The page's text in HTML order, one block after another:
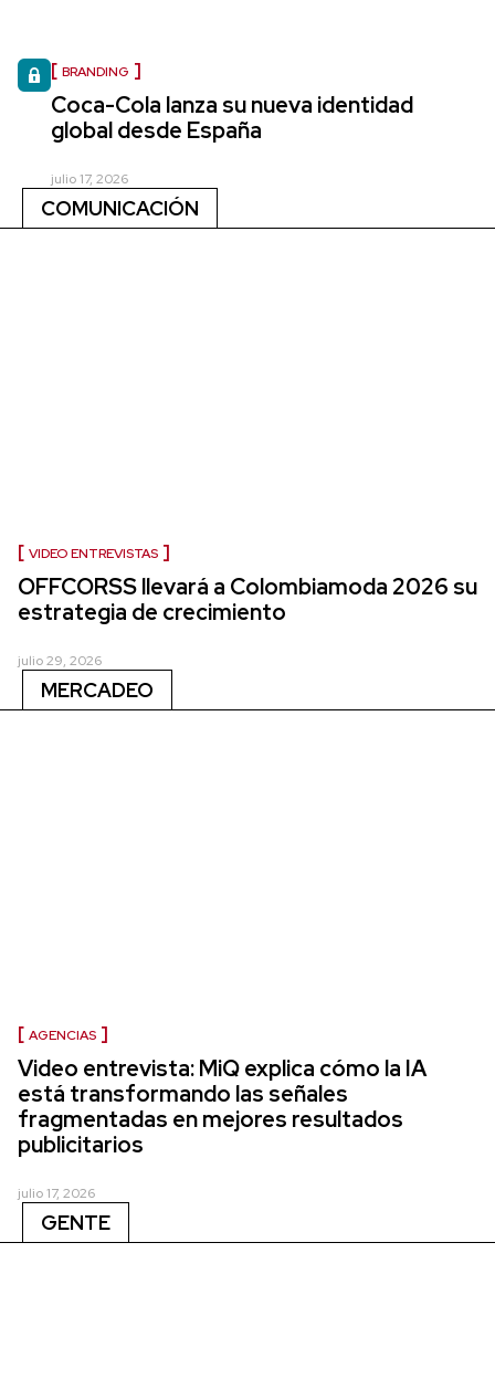
BRANDING
Coca-Cola lanza su nueva identidad
global desde España
julio 17, 2026
COMUNICACIÓN
VIDEO ENTREVISTAS
OFFCORSS llevará a Colombiamoda 2026 su
estrategia de crecimiento
julio 29, 2026
MERCADEO
AGENCIAS
Video entrevista: MiQ explica cómo la IA
está transformando las señales
fragmentadas en mejores resultados
publicitarios
julio 17, 2026
GENTE